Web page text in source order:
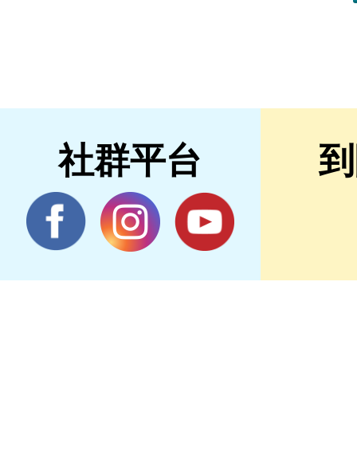
社群平台